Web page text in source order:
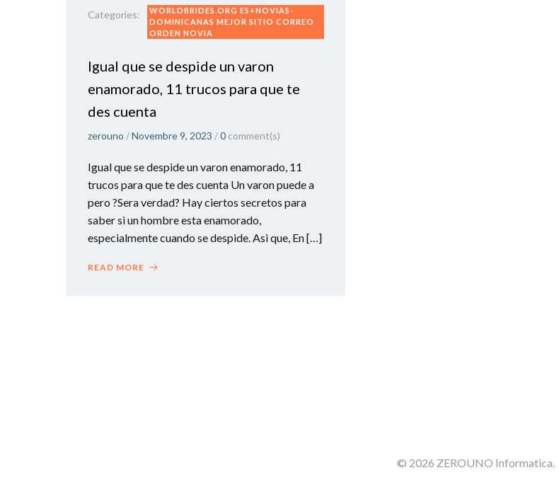
Categories:
WORLDBRIDES.ORG ES+NOVIAS-
DOMINICANAS MEJOR SITIO CORREO
ORDEN NOVIA
Igual que se despide un varon
enamorado, 11 trucos para que te
des cuenta
zerouno /Novembre 9, 2023 /0 comment(s)
Igual que se despide un varon enamorado, 11
trucos para que te des cuenta Un varon puede a
pero ?Sera verdad? Hay ciertos secretos para
saber si un hombre esta enamorado,
especialmente cuando se despide. Asi que, En […]
READ MORE
© 2026 ZEROUNO Informatica.